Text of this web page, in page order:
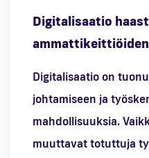
Digitalisaatio
Digitalisaatio on
johtamiseen ja
mahdollisuuksia.
muuttavat totuttuja